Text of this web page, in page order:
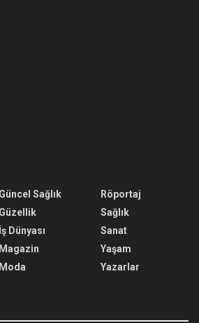
Güncel Sağlık
Güzellik
İş Dünyası
Magazin
Moda
Röportaj
Sağlık
Sanat
Yaşam
Yazarlar